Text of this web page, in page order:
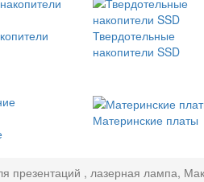
Твердотельные
накопители SSD
Материнские платы
презентаций , лазерная лампа,